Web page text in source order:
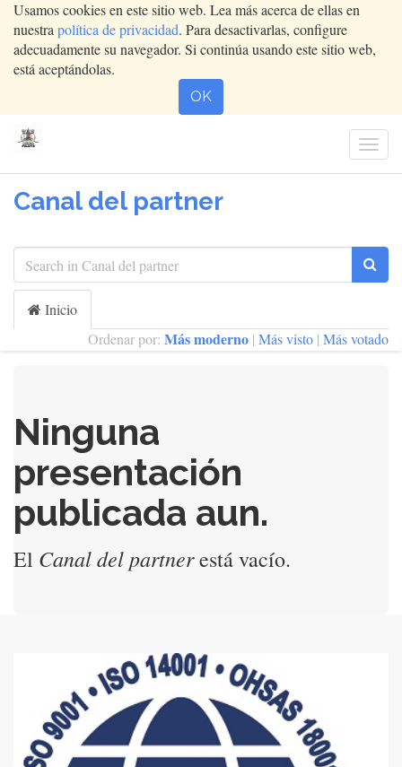
Usamos cookies en este sitio web. Lea más acerca de ellas en
nuestra política de privacidad. Para desactivarlas, configure
adecuadamente su navegador. Si continúa usando este sitio web,
está aceptándolas.
OK
Canal del partner
Inicio
Ordenar por: Más moderno | Más visto | Más votado
Ninguna
presentación
publicada aun.
El Canal del partnerestá vacío.